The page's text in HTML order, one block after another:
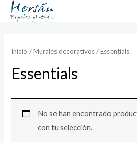
Inicio /Murales decorativos/ Essentials
Essentials
No se han encontrado
con tu selección.